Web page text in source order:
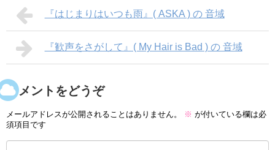
『はじまりはいつも雨』( ASKA ) の 音域
『歓声をさがして』( My Hair is Bad ) の 音域
コメントをどうぞ
メールアドレスが公開されることはありません。 ※ が付いている欄は必
須項目です